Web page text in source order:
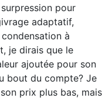
pour
adaptatif,
à
je dirais que le
ajoutée pour son
bout du compte? Je
prix plus bas, mais